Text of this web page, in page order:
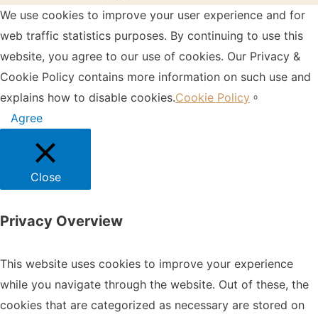
We use cookies to improve your user experience and for
web traffic statistics purposes. By continuing to use this
website, you agree to our use of cookies. Our Privacy &
Cookie Policy contains more information on such use and
explains how to disable cookies.Cookie Policy 。
Agree
Close
Privacy Overview
This website uses cookies to improve your experience
while you navigate through the website. Out of these, the
cookies that are categorized as necessary are stored on